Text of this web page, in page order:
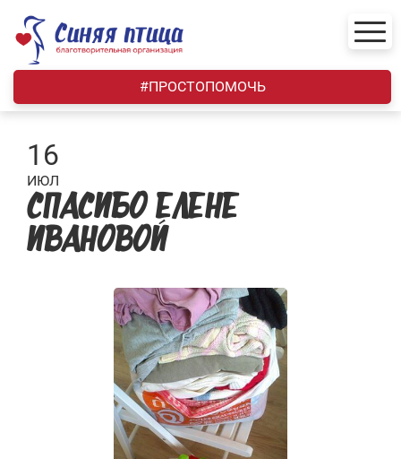
content
#ПРОСТОПОМОЧЬ
16
ИЮЛ
СПАСИБО ЕЛЕНЕ
ИВАНОВОЙ